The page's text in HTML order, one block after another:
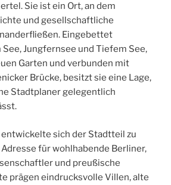
Sie ist ein Ort, an dem
und gesellschaftliche
Eingebettet
Jungfernsee und Tiefem See,
Garten und verbunden mit
Brücke, besitzt sie eine Lage,
Stadtplaner gelegentlich
entwickelte sich der Stadtteil zu
für wohlhabende Berliner,
und preußische
prägen eindrucksvolle Villen, alte